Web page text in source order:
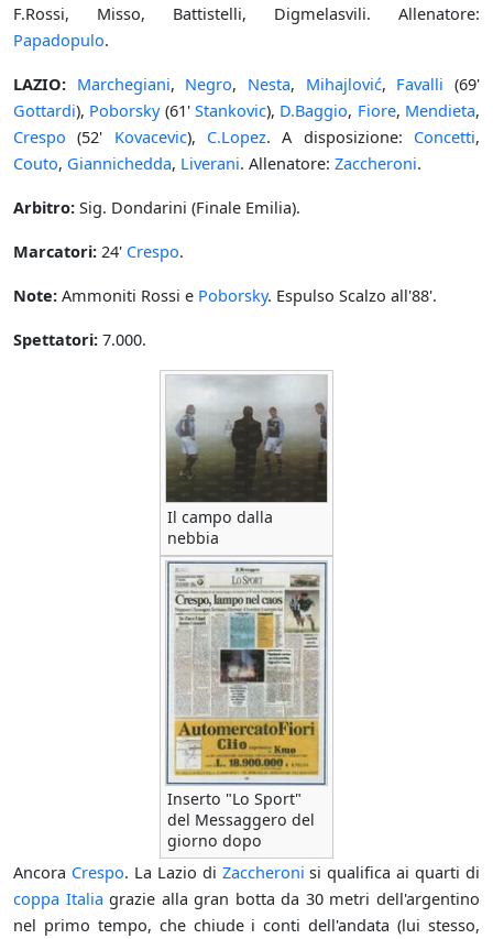
F.Rossi, Misso, Battistelli, Digmelasvili. Allenatore:
Papadopulo.
LAZIO: Marchegiani, Negro, Nesta, Mihajlović, Favalli (69'
Gottardi), Poborsky(61'Stankovic), D.Baggio, Fiore, Mendieta,
Crespo (52' Kovacevic), C.Lopez. A disposizione: Concetti,
Couto, Giannichedda, Liverani. Allenatore: Zaccheroni.
Arbitro: Sig. Dondarini (Finale Emilia).
Marcatori: 24' Crespo.
Note: Ammoniti Rossi e Poborsky. Espulso Scalzo all'88'.
Spettatori: 7.000.
Il campo dalla
nebbia
Inserto "Lo Sport"
del Messaggero del
giorno dopo
Ancora Crespo. La Lazio di Zaccheroni si qualifica ai quarti di
coppa Italia grazie alla gran botta da 30 metri dell'argentino
nel primo tempo, che chiude i conti dell'andata (lui stesso,